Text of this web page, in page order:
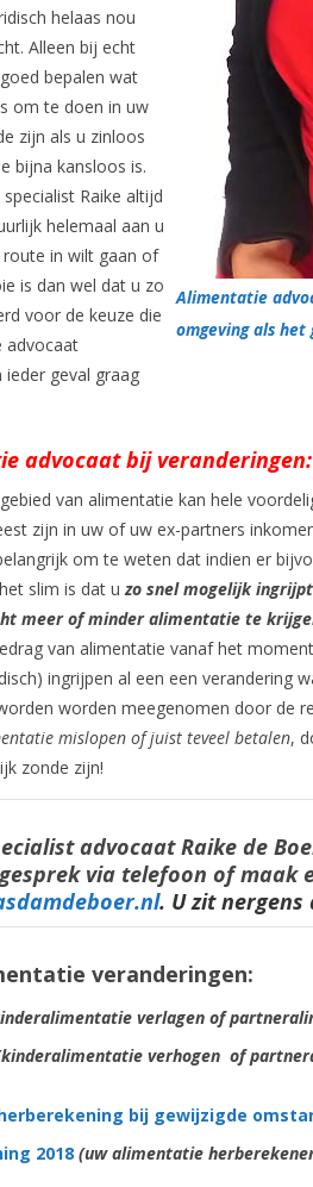
Alimentatie
omgeving als
helaas nou
Alleen bij echt
bepalen wat
om te doen in uw
zijn als u zinloos
bijna kansloos is.
Raike altijd
helemaal aan u
in wilt gaan of
is dan wel dat u zo
voor de keuze die
advocaat
ieder geval graag
advocaat bij
van alimentatie kan hele
zijn in uw of uw ex-partners
om te weten dat indien er
slim is dat uzo snel mogelijk
meer of minder alimentatie te
van alimentatie vanaf het
ingrijpen al een een verandering
worden meegenomen door de
mislopen of juist teveel betalen,
zonde zijn!
advocaat Raike de
via telefoon of
. U zit nergens
veranderingen:
verlagen of
verhogen of
bij gewijzigde
2018 (uw alimentatie